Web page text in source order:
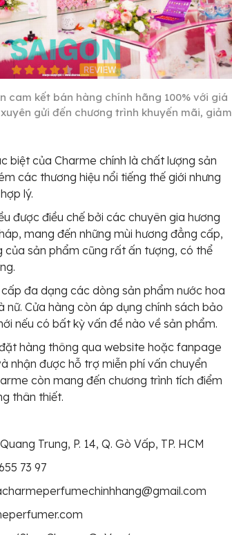
cam kết bán hàng chính hãng 100% với giá
gửi đến chương trình khuyến mãi, giảm
biệt của Charme chính là chất lượng sản
các thương hiệu nổi tiếng thế giới nhưng
lý.
được điều chế bởi các chuyên gia hương
mang đến những mùi hương đẳng cấp,
của sản phẩm cũng rất ấn tượng, có thể
đa dạng các dòng sản phẩm nước hoa
nữ. Cửa hàng còn áp dụng chính sách bảo
nếu có bất kỳ vấn đề nào về sản phẩm.
hàng thông qua website hoặc fanpage
nhận được hỗ trợ miễn phí vấn chuyển
còn mang đến chương trình tích điểm
thân thiết.
Trung, P. 14, Q. Gò Vấp, TP. HCM
73 97